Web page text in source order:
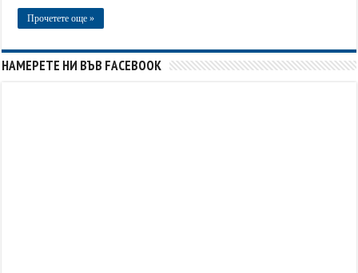
Прочетете още »
НАМЕРЕТЕ НИ ВЪВ FACEBOOK